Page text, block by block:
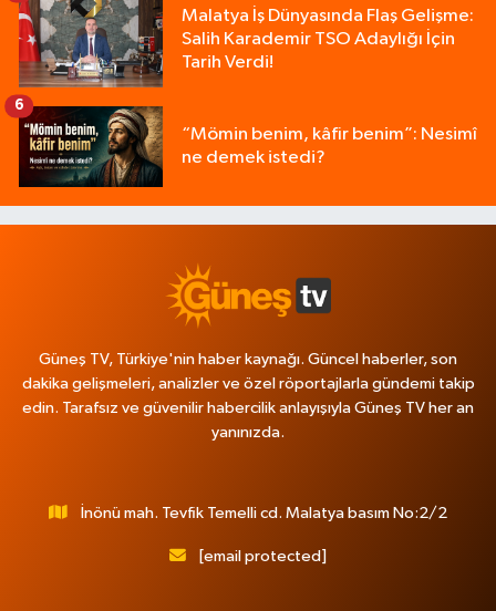
Malatya İş Dünyasında Flaş Gelişme:
Salih Karademir TSO Adaylığı İçin
Tarih Verdi!
“Mömin benim, kâfir benim”: Nesimî
ne demek istedi?
6
Güneş TV, Türkiye'nin haber kaynağı. Güncel haberler, son
dakika gelişmeleri, analizler ve özel röportajlarla gündemi takip
edin. Tarafsız ve güvenilir habercilik anlayışıyla Güneş TV her an
yanınızda.
İnönü mah. Tevfik Temelli cd. Malatya basım No:2/2
[email protected]